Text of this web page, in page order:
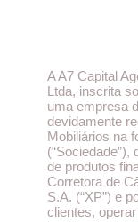
A A7 Capital
Ltda, inscrita
uma empresa
devidamente
Mobiliários na
de produtos
Corretora de
S.A. (“XP”) e
clientes,